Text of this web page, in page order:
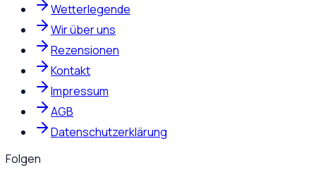
Wetterlegende
Wir über uns
Rezensionen
Kontakt
Impressum
AGB
Datenschutzerklärung
Folgen